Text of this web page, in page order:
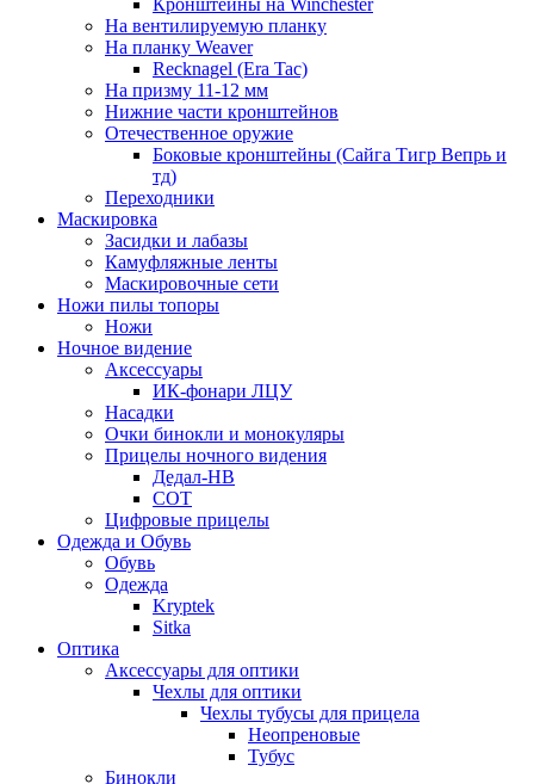
Кронштейны на Winchester
На вентилируемую планку
На планку Weaver
Recknagel (Era Tac)
На призму 11-12 мм
Нижние части кронштейнов
Отечественное оружие
Боковые кронштейны (Сайга Тигр Вепрь и
тд)
Переходники
Маскировка
Засидки и лабазы
Камуфляжные ленты
Маскировочные сети
Ножи пилы топоры
Ножи
Ночное видение
Аксессуары
ИК-фонари ЛЦУ
Насадки
Очки бинокли и монокуляры
Прицелы ночного видения
Дедал-НВ
СОТ
Цифровые прицелы
Одежда и Обувь
Обувь
Одежда
Kryptek
Sitka
Оптика
Аксессуары для оптики
Чехлы для оптики
Чехлы тубусы для прицела
Неопреновые
Тубус
Бинокли